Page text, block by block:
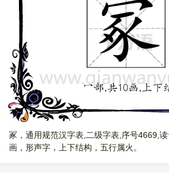
冢，通用规范汉字表,二级字表,序号4669,
画，形声字，上下结构，五行属火。